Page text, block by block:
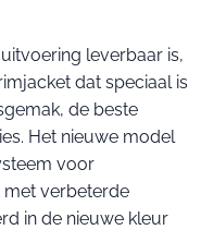
leverbaar is,
dat speciaal is
de beste
Het nieuwe model
voor
verbeterde
in de nieuwe kleur